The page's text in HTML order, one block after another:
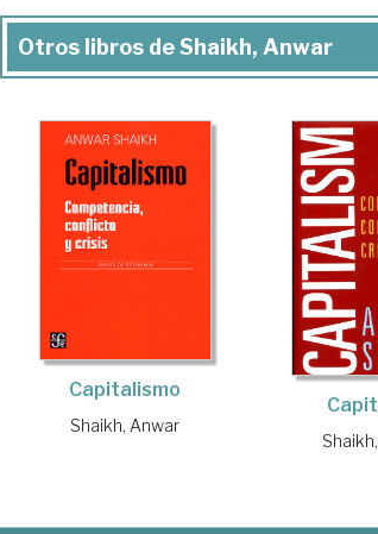
Otros libros de Shaikh, Anwar
Capitalismo
Shaikh, Anwar